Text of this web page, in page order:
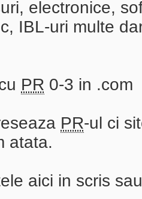
electronice,
IBL-uri multe
PR 0-3 in .com
PR-ul ci
atata.
aici in scris